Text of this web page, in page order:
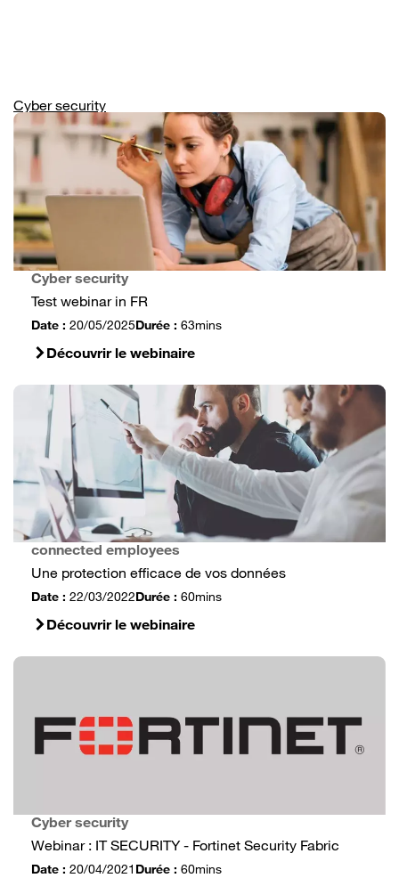
Cyber security
Cyber security
Test webinar in FR
Date : 20/05/2025Durée : 63mins
Découvrir le webinaire
connected employees
Une protection efficace de vos données
Date : 22/03/2022Durée : 60mins
Découvrir le webinaire
Cyber security
Webinar : IT SECURITY - Fortinet Security Fabric
Date : 20/04/2021 Durée : 60mins